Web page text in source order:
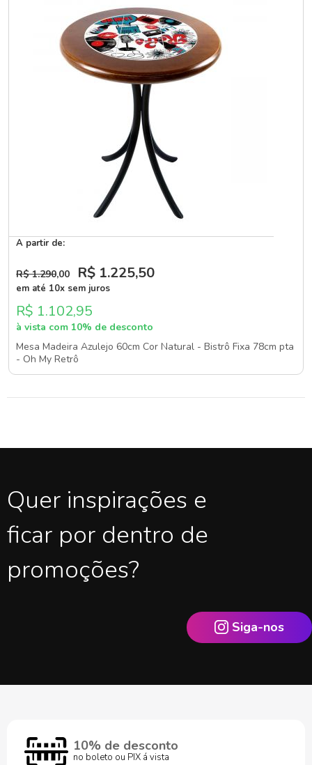
A partir de:
R$ 1.290,00 R$ 1.225,50
em até 10x sem juros
R$ 1.102,95
à vista com 10% de desconto
Mesa Madeira Azulejo 60cm Cor Natural - Bistrô Fixa 78cm pta
- Oh My Retrô
Quer inspirações e
ficar por dentro de
promoções?
Siga-nos
10% de desconto
no boleto ou PIX á vista